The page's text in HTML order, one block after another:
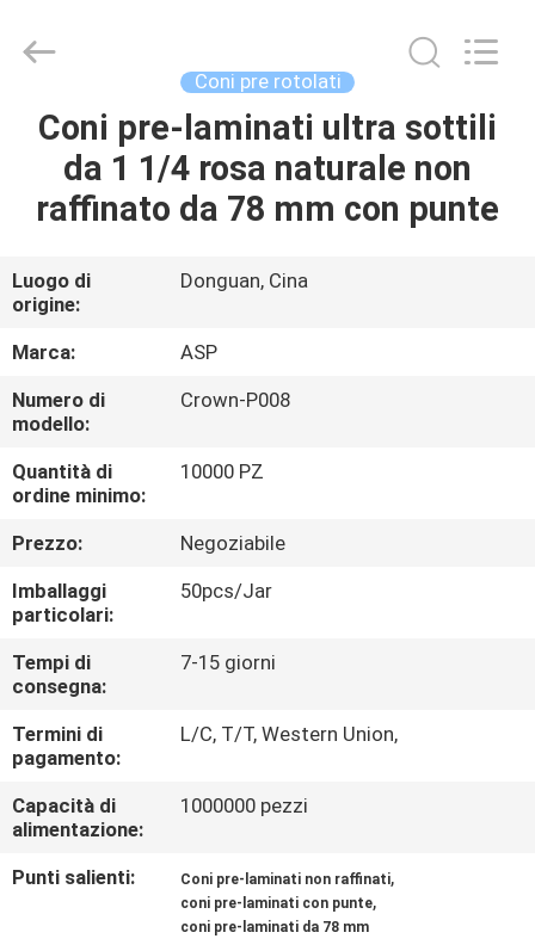
CASA
PRODOTTI
MOSTRA
VR
CIRCA
NOI
GIRO
DELLA
FABBRICA
CONTROLLO
QUALITÀ
MAPPA
DEL
Developed
Coni pre rotolati
Coni pre-laminati ultra sottili
da 1 1/4 rosa naturale non
raffinato da 78 mm con punte
Luogo di
origine:
Donguan, Cina
Marca:
ASP
Numero di
modello:
Crown-P008
Quantità di
ordine minimo:
10000 PZ
Prezzo:
Negoziabile
Imballaggi
particolari:
50pcs/Jar
Tempi di
consegna:
7-15 giorni
Termini di
pagamento:
L/C, T/T, Western Union,
Capacità di
alimentazione:
1000000 pezzi
Punti salienti: Coni pre-laminati non raffinati,
coni pre-laminati con punte,
coni pre-laminati da 78 mm